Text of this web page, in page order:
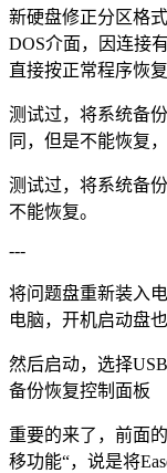
新硬盘修正分区格
DOS介面，因连接
直接按正常程序恢
测试过，将系统备
同，但是不能恢复
测试过，将系统备
不能恢复。
---
将问题盘重新装入
电脑，开机启动盘
然后启动，选择
备份恢复控制面板
重要的来了，前面
移功能“，说是将